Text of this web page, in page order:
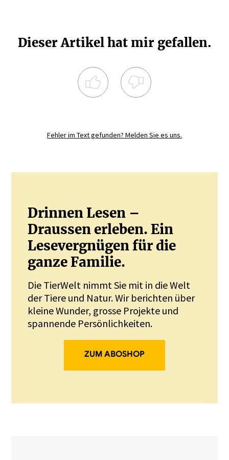
Dieser Artikel hat mir gefallen.
Fehler im Text gefunden? Melden Sie es uns.
Drinnen Lesen –
Draussen erleben. Ein
Lesevergnügen für die
ganze Familie.
Die TierWelt nimmt Sie mit in die Welt
der Tiere und Natur. Wir berichten über
kleine Wunder, grosse Projekte und
spannende Persönlichkeiten.
ZUM ABOSHOP